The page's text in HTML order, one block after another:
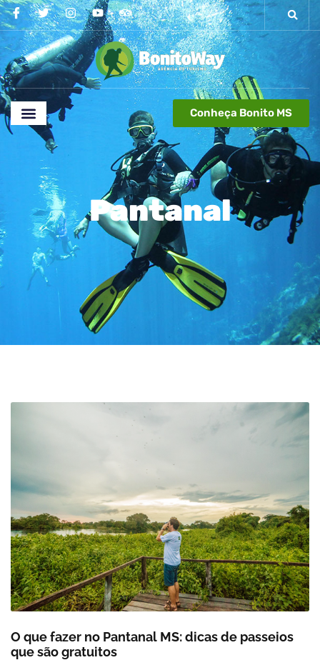
Conheça Bonito MS
Pantanal
O que fazer no Pantanal MS: dicas de passeios
que são gratuitos